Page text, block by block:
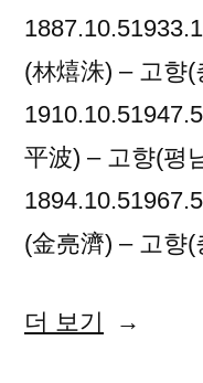
(林熺洙) – 고향(
平波) – 고향(평
(金亮濟) – 고향
더 보기 “2018